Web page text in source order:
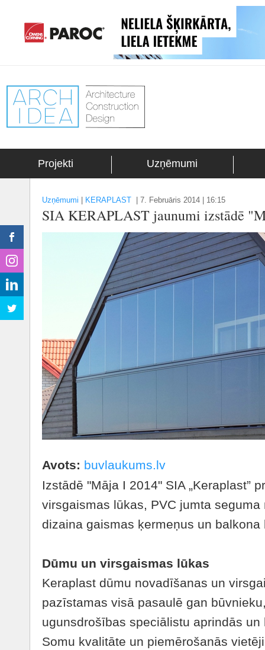
Projekti Uzņēmumi
Uzņēmumi KERAPLAST 7. Februāris 2014 | 16:15
SIA KERAPLAST jaunumi izstādē
Avots: buvlaukums.lv
Izstādē "Māja I 2014" SIA „Keraplast”
virsgaismas lūkas, PVC jumta
dizaina gaismas ķermeņus un
Dūmu un virsgaismas lūkas
Keraplast dūmu novadīšanas un
pazīstamas visā pasaulē gan
ugunsdrošības speciālistu aprindās
Somu kvalitāte un piemērošanās